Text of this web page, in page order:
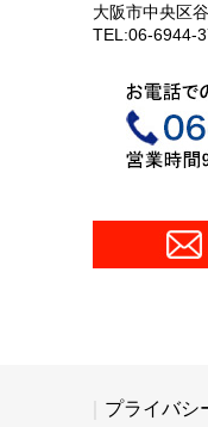
大阪市中央区
TEL:06-6944-
プライバシ